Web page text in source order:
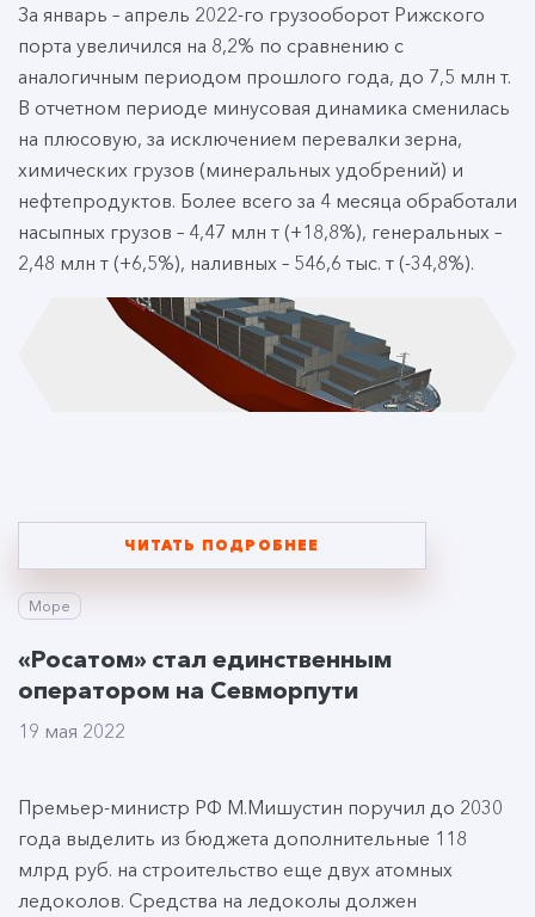
За январь – апрель 2022-го грузооборот Рижского
порта увеличился на 8,2% по сравнению с
аналогичным периодом прошлого года, до 7,5 млн т.
В отчетном периоде минусовая динамика сменилась
на плюсовую, за исключением перевалки зерна,
химических грузов (минеральных удобрений) и
нефтепродуктов. Более всего за 4 месяца обработали
насыпных грузов – 4,47 млн т (+18,8%), генеральных –
2,48 млн т (+6,5%), наливных – 546,6 тыс. т (-34,8%).
ЧИТАТЬ ПОДРОБНЕЕ
Море
«Росатом» стал единственным
оператором на Севморпути
19 мая 2022
Премьер-министр РФ М.Мишустин поручил до 2030
года выделить из бюджета дополнительные 118
млрд руб. на строительство еще двух атомных
ледоколов. Средства на ледоколы должен